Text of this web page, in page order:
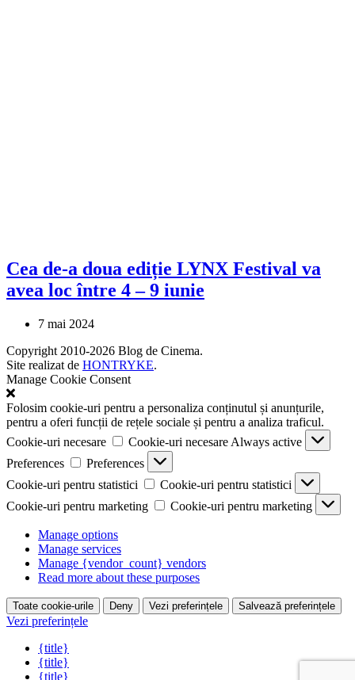
Cea de-a doua ediție LYNX Festival va
avea loc între 4 – 9 iunie
7 mai 2024
Copyright 2010-2026 Blog de Cinema.
Site realizat de HONTRYKE.
Manage Cookie Consent
Folosim cookie-uri pentru a personaliza conținutul și anunțurile,
pentru a oferi funcții de rețele sociale și pentru a analiza traficul.
Cookie-uri necesare
Cookie-uri necesare Always active
Preferences
Preferences
Cookie-uri pentru statistici
Cookie-uri pentru statistici
Cookie-uri pentru marketing
Cookie-uri pentru marketing
Manage options
Manage services
Manage {vendor_count} vendors
Read more about these purposes
Toate cookie-urile Deny Vezi preferințele Salvează preferințele
Vezi preferințele
{title}
{title}
{title}